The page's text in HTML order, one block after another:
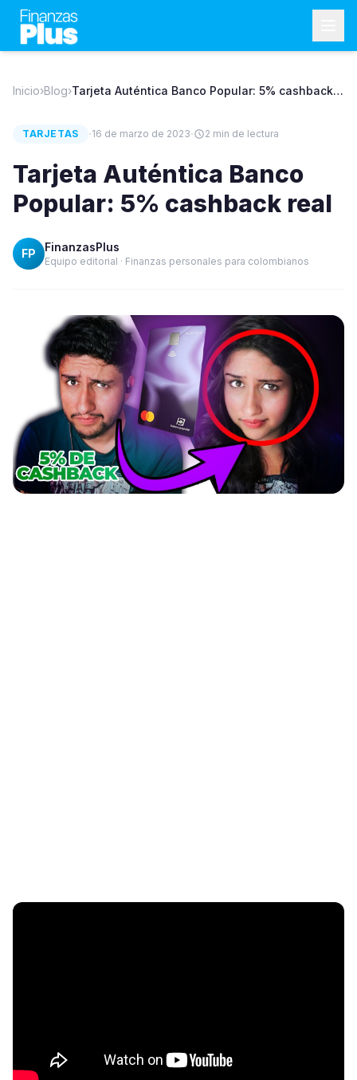
Inicio›Blog›Tarjeta Auténtica Banco Popular: 5% cashback
TARJETAS ·16 de marzo de 2023· 2 min de lectura
Tarjeta Auténtica Banco
Popular: 5% cashback real
FP FinanzasPlus
Equipo editorial · Finanzas personales para colombianos